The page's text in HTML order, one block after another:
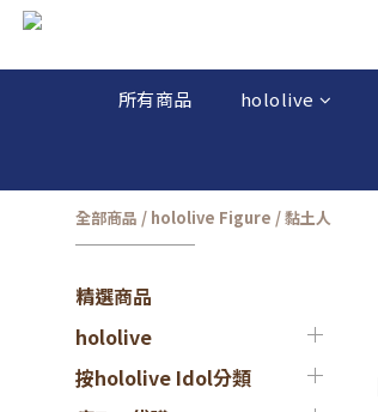
所有商品 hololive
全部商品 / hololive Figure /黏土人
精選商品
hololive
按hololive Idol分類